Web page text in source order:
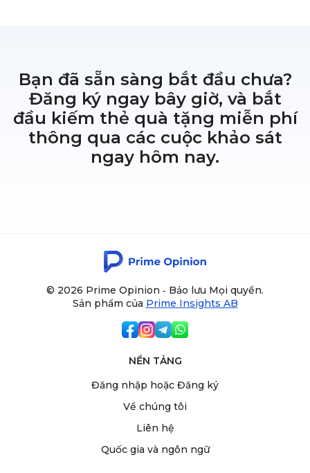
Bạn đã sẵn sàng bắt đầu chưa?
Đăng ký ngay bây giờ, và bắt
đầu kiếm thẻ quà tặng miễn phí
thông qua các cuộc khảo sát
ngay hôm nay.
© 2026 Prime Opinion ‐ Bảo lưu Mọi quyền.
Sản phẩm của Prime Insights AB
NỀN TẢNG
Đăng nhập hoặc Đăng ký
Về chúng tôi
Liên hệ
Quốc gia và ngôn ngữ